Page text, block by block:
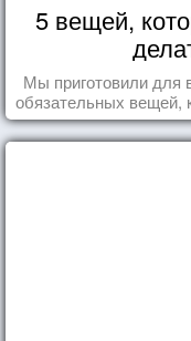
5 вещей,
Мы приготовили для
обязательных вещей,